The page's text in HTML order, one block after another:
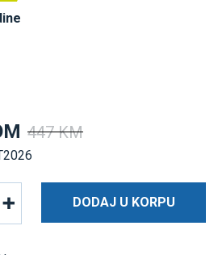
447 KM
DODAJ U KORPU